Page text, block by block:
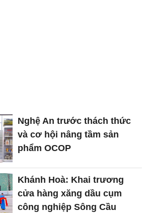
Nghệ An trước thách thức
và cơ hội nâng tầm sản
phẩm OCOP
Khánh Hoà: Khai trương
cửa hàng xăng dầu cụm
công nghiệp Sông Cầu